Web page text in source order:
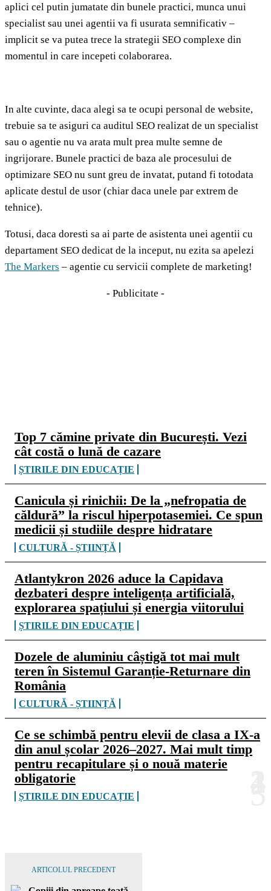
Top 7 cămine private din București. Vezi
cât costă o lună de cazare
ȘTIRILE DIN EDUCAȚIE
Canicula și rinichii: De la „nefropatia de
căldură” la riscul hiperpotasemiei. Ce spun
medicii și studiile despre hidratare
CULTURĂ - ȘTIINȚĂ
Atlantykron 2026 aduce la Capidava
dezbateri despre inteligența artificială,
explorarea spațiului și energia viitorului
ȘTIRILE DIN EDUCAȚIE
Dozele de aluminiu câștigă tot mai mult
teren în Sistemul Garanție-Returnare din
România
CULTURĂ - ȘTIINȚĂ
Ce se schimbă pentru elevii de clasa a IX-a
din anul școlar 2026–2027. Mai mult timp
pentru recapitulare și o nouă materie
obligatorie
ȘTIRILE DIN EDUCAȚIE
aplici cel putin jumatate din bunele practici, munca unui
specialist sau unei agentii va fi usurata semnificativ –
implicit se va putea trece la strategii SEO complexe din
momentul in care incepeti colaborarea.
In alte cuvinte, daca alegi sa te ocupi personal de website,
trebuie sa te asiguri ca auditul SEO realizat de un specialist
sau o agentie nu va arata mult prea multe semne de
ingrijorare. Bunele practici de baza ale procesului de
optimizare SEO nu sunt greu de invatat, putand fi totodata
aplicate destul de usor (chiar daca unele par extrem de
tehnice).
Totusi, daca doresti sa ai parte de asistenta unei agentii cu
departament SEO dedicat de la inceput, nu ezita sa apelezi
The Markers – agentie cu servicii complete de marketing!
- Publicitate -
ARTICOLUL PRECEDENT